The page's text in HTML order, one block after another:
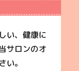
い、健康に
サロンのオ
い。